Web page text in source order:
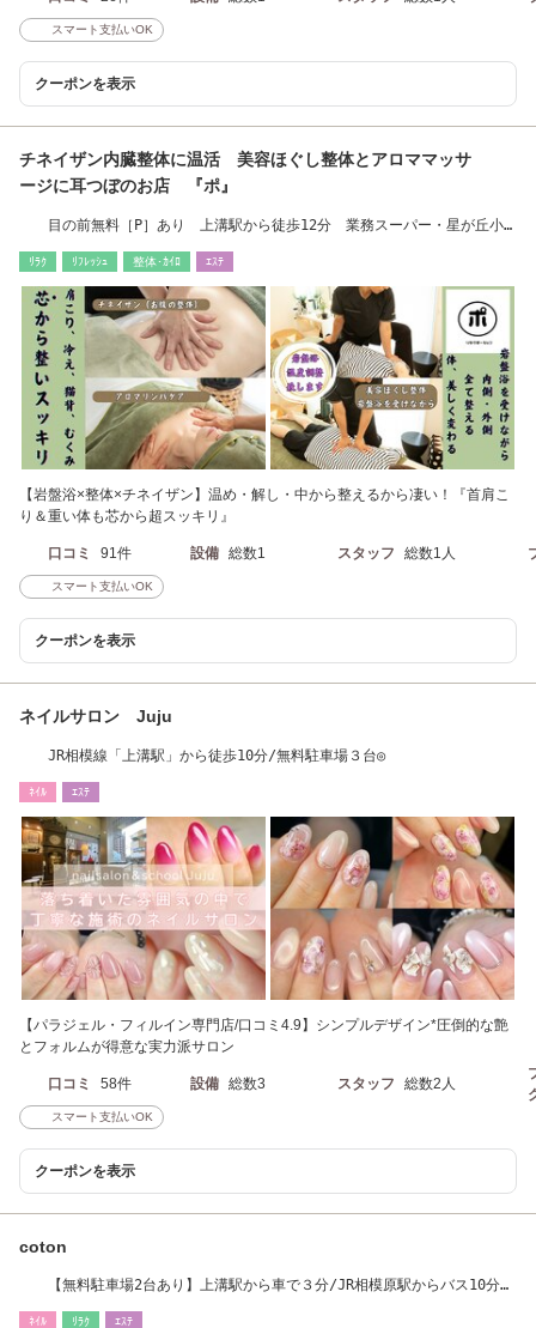
スマート支払いOK
クーポンを表示
チネイザン内臓整体に温活 美容ほぐし整体とアロママッサ
ージに耳つぼのお店 『ポ』
目の前無料［P］あり 上溝駅から徒歩12分 業務スーパー・星が丘小
ﾘﾗｸ ﾘﾌﾚｯｼｭ 整体･ｶｲﾛ ｴｽﾃ
【岩盤浴×整体×チネイザン】温め・解し・中から整えるから凄い！『首肩こ
り＆重い体も芯から超スッキリ』
口コミ 91件 設備 総数1 スタッフ 総数1人
スマート支払いOK
クーポンを表示
ネイルサロン Juju
JR相模線「上溝駅」から徒歩10分/無料駐車場３台◎
ﾈｲﾙ ｴｽﾃ
【パラジェル・フィルイン専門店/口コミ4.9】シンプルデザイン*圧倒的な艶
とフォルムが得意な実力派サロン
口コミ 58件 設備 総数3 スタッフ 総数2人
スマート支払いOK
クーポンを表示
coton
【無料駐車場2台あり】上溝駅から車で３分/JR相模原駅からバス10分
ﾈｲﾙ ﾘﾗｸ ｴｽﾃ